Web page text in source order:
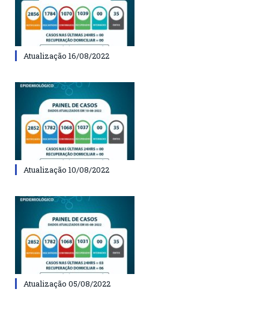
Atualização 16/08/2022
Atualização 10/08/2022
Atualização 05/08/2022